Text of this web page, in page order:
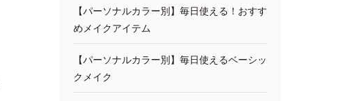
【パーソナルカラー別】毎日使える！おすす
めメイクアイテム
【パーソナルカラー別】毎日使えるベーシッ
クメイク